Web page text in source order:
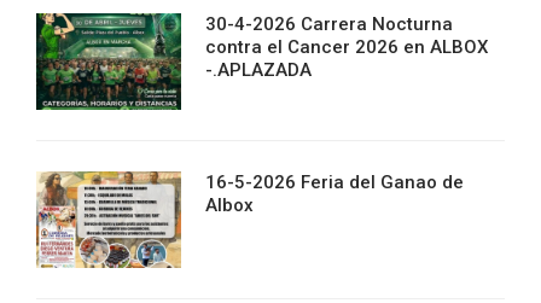
30-4-2026 Carrera Nocturna
contra el Cancer 2026 en ALBOX
-.APLAZADA
16-5-2026 Feria del Ganao de
Albox